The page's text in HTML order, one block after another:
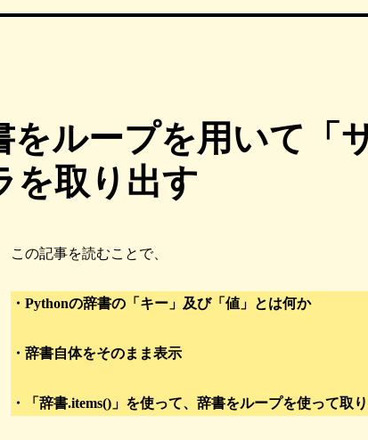
をループを用いて「
を取り出す
この記事を読むことで、
・Pythonの辞書の「キー」及び「値」とは何か
・辞書自体をそのまま表示
・「辞書.items()」を使って、辞書をループを使って取